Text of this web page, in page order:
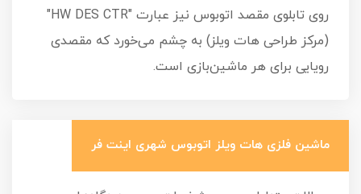
روی تابلوی مقصد اتوبوس نیز عبارت "HW DES CTR"
(مرکز طراحی هات ویلز) به چشم می‌خورد که مقصدی
رویایی برای هر ماشین‌بازی است.
ماشین فلزی هات ویلز اتوبوس شهری اینت فر